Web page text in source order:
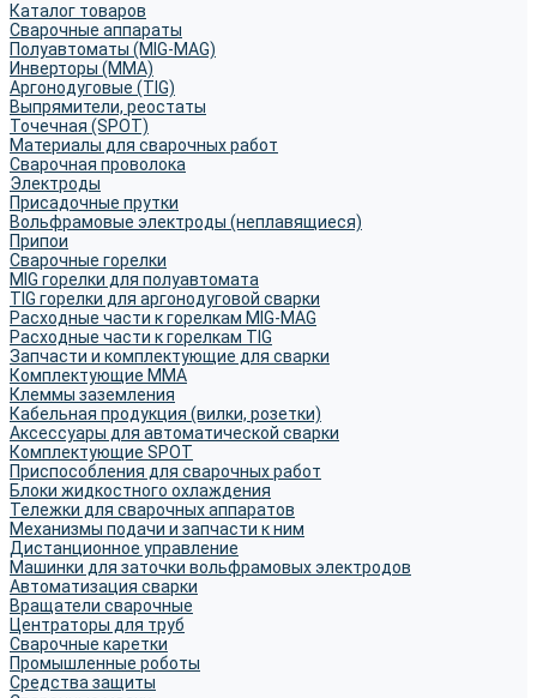
Каталог товаров
Сварочные аппараты
Полуавтоматы (MIG-MAG)
Инверторы (MMA)
Аргонодуговые (TIG)
Выпрямители, реостаты
Точечная (SPOT)
Материалы для сварочных работ
Сварочная проволока
Электроды
Присадочные прутки
Вольфрамовые электроды (неплавящиеся)
Припои
Сварочные горелки
MIG горелки для полуавтомата
TIG горелки для аргонодуговой сварки
Расходные части к горелкам MIG-MAG
Расходные части к горелкам TIG
Запчасти и комплектующие для сварки
Комплектующие ММА
Клеммы заземления
Кабельная продукция (вилки, розетки)
Аксессуары для автоматической сварки
Комплектующие SPOT
Приспособления для сварочных работ
Блоки жидкостного охлаждения
Тележки для сварочных аппаратов
Механизмы подачи и запчасти к ним
Дистанционное управление
Машинки для заточки вольфрамовых электродов
Автоматизация сварки
Вращатели сварочные
Центраторы для труб
Сварочные каретки
Промышленные роботы
Средства защиты